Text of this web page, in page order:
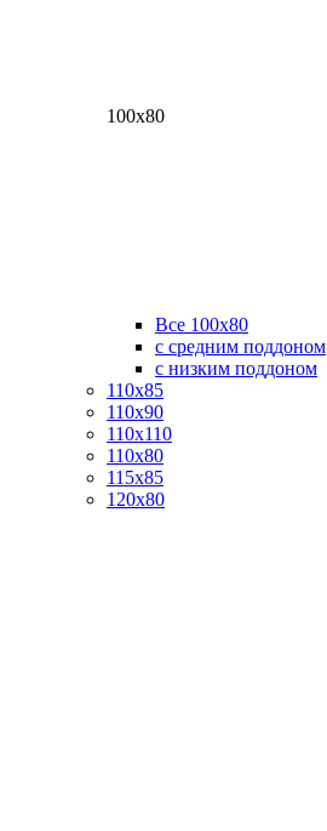
100х80
Все 100х80
с средним поддоном
с низким поддоном
110х85
110х90
110х110
110х80
115х85
120х80